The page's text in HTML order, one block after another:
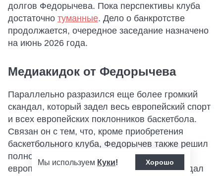
Мы используем Куки! Хорошо
долгов Федорычева. Пока перспективы клуба
достаточно туманные. Дело о банкротстве
продолжается, очередное заседание назначено
на июнь 2026 года.
Медиакидок от Федорычева
Параллельно разразился еще более громкий
скандал, который задел весь европейский спорт
и всех европейских поклонников баскетбола.
Связан он с тем, что, кроме приобретения
баскетбольного клуба, Федорычев также решил
полностью монополизировать трансляции
европейского баскетбола. Для этого он создал